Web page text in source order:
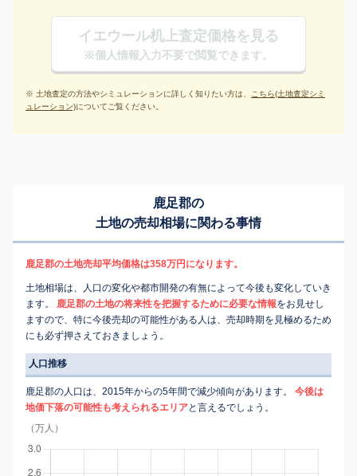
イエウール机上査定価格を見る
※個人情報入力不要で閲覧できます。
※ 土地査定の方法やシミュレーションに詳しく知りたい方は、 こちら(土地査定シミ
ュレーション)についてご覧ください。
鹿足郡の
土地の売却相場に関わる事情
鹿足郡の土地売却平均価格は358万円になります。
土地相場は、人口の変化や都市開発の有無によって今後も変化していき
ます。
鹿足郡の土地の将来性を把握するために必要な情報をお見せし
ますので、特に今後売却の可能性がある人は、売却時期を見極めるため
にも必ず押さえておきましょう。
人口推移
鹿足郡の人口は、2015年からの5年間で減少傾向があります。
今後は
地価下落の可能性も考えられるエリアと言えるでしょう。
（万人）